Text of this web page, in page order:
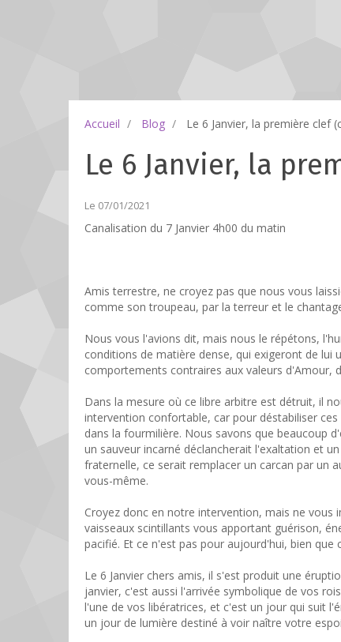
Accueil Blog Le 6 Janvier, la première clef
Le 6 Janvier, la
Le 07/01/2021
Canalisation du 7 Janvier 4h00 du matin
Amis terrestre, ne croyez pas que nous vous
comme son troupeau, par la terreur et le
Nous vous l'avions dit, mais nous le répétons,
conditions de matière dense, qui exigeront de lui
comportements contraires aux valeurs d'Amour,
Dans la mesure où ce libre arbitre est détruit, il
intervention confortable, car pour déstabiliser
dans la fourmilière. Nous savons que beaucoup
un sauveur incarné déclancherait l'exaltation et
fraternelle, ce serait remplacer un carcan par un
vous-même.
Croyez donc en notre intervention, mais ne vous
vaisseaux scintillants vous apportant guérison,
pacifié. Et ce n'est pas pour aujourd'hui, bien
Le 6 Janvier chers amis, il s'est produit une
janvier, c'est aussi l'arrivée symbolique de vos
l'une de vos libératrices, et c'est un jour qui suit
un jour de lumière destiné à voir naître votre